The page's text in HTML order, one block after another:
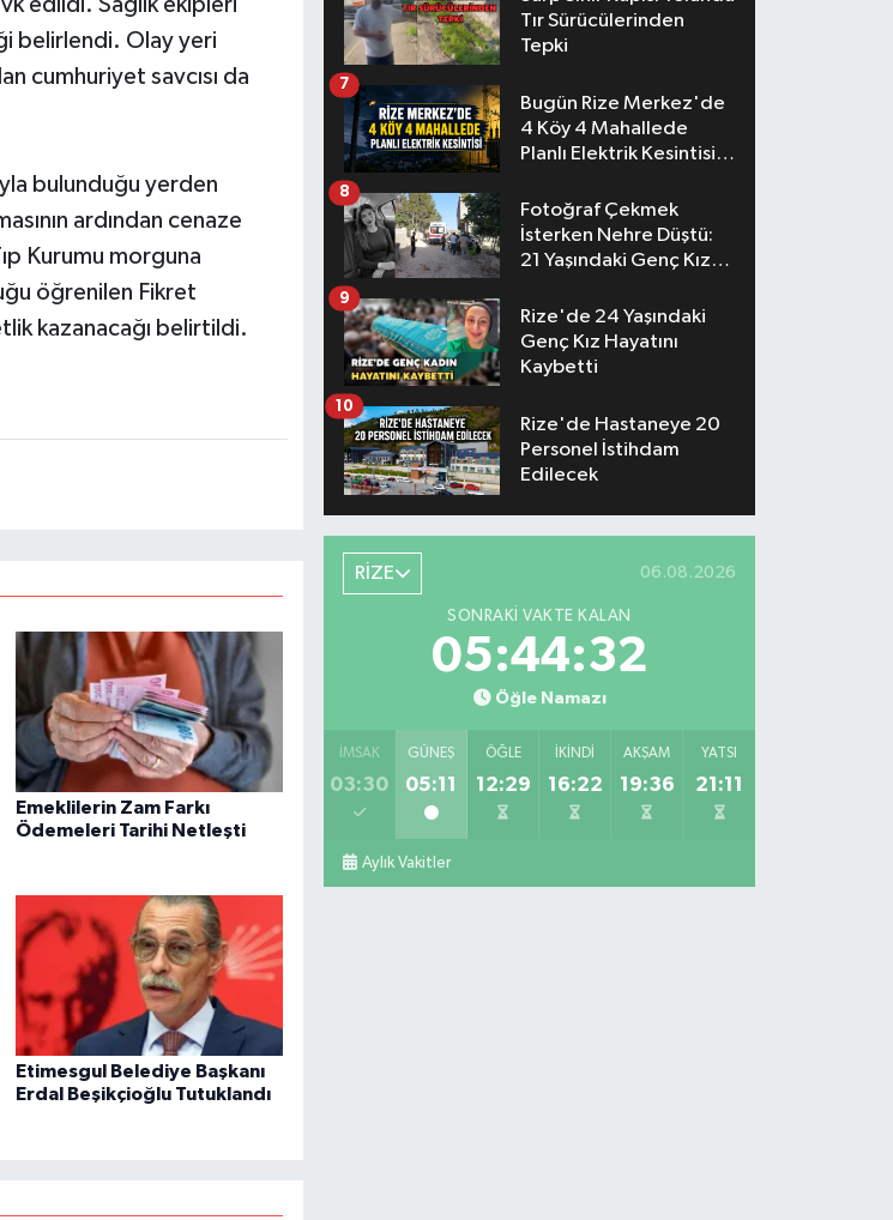
edildi. Sağlık ekipleri
belirlendi. Olay yeri
cumhuriyet savcısı da
bulunduğu yerden
ardından cenaze
Kurumu morguna
öğrenilen Fikret
kazanacağı belirtildi.
Emeklilerin Zam Farkı
Ödemeleri Tarihi Netleşti
Etimesgul Belediye Başkanı
Erdal Beşikçioğlu Tutuklandı
Tır Sürücülerinden
Tepki
Bugün Rize Merkez'de
4 Köy 4 Mahallede
Planlı Elektrik Kesintisi
7
Fotoğraf Çekmek
İsterken Nehre Düştü:
21 Yaşındaki Genç Kız
8
Rize'de 24 Yaşındaki
Genç Kız Hayatını
Kaybetti
9
Rize'de Hastaneye 20
Personel İstihdam
Edilecek
10
RİZE 06.08.2026
SONRAKI VAKTE KALAN
05:44:31
Öğle Namazı
İMSAK
03:30
GÜNEŞ
05:11
ÖĞLE
12:29
İKINDI
16:22
AKŞAM
19:36
YATSI
21:11
Aylık Vakitler